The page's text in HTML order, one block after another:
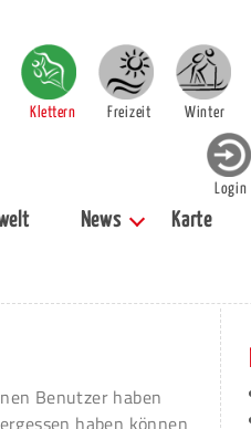
Klettern Freizeit Winter
Login
News Karte
Benutzer haben
haben können